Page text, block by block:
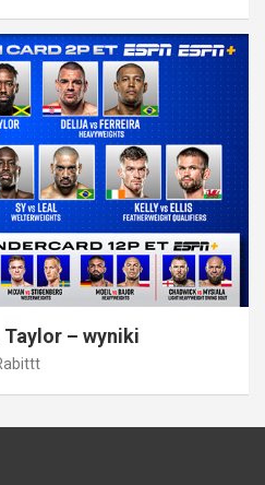
Taylor – wyniki